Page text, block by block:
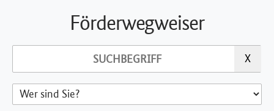
Förderwegweiser